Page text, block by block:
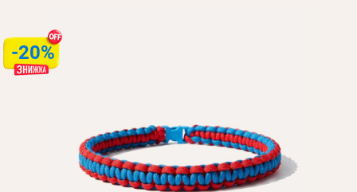
Програма лояльності
Про Нас
Оптовим клієнтам
-20%